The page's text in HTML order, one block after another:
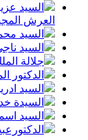
السيد
العرش
السيد
السيد
جلالة
الدكتور
السيد
السيدة
السيد